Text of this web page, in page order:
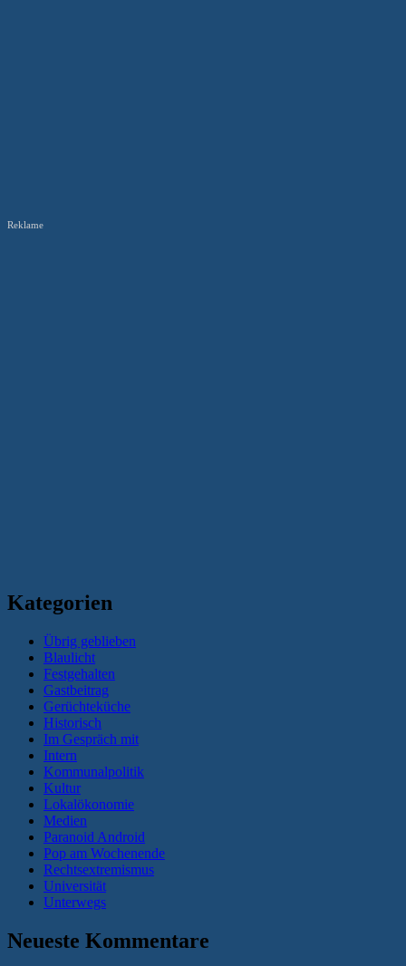
Reklame
Kategorien
Übrig geblieben
Blaulicht
Festgehalten
Gastbeitrag
Gerüchteküche
Historisch
Im Gespräch mit
Intern
Kommunalpolitik
Kultur
Lokalökonomie
Medien
Paranoid Android
Pop am Wochenende
Rechtsextremismus
Universität
Unterwegs
Neueste Kommentare